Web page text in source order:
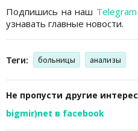
Подпишись на наш
узнавать главные новости.
Теги: больницы анализы
Не пропусти другие
bigmir)net в facebook